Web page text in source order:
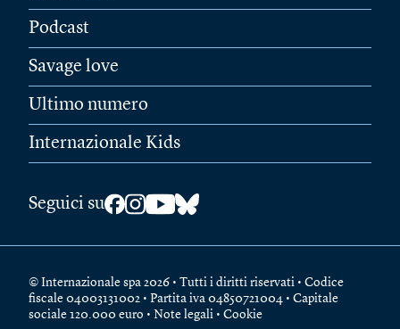
Podcast
Savage love
Ultimo numero
Internazionale Kids
Seguici su
© Internazionale spa 2026 • Tutti i diritti riservati • Codice
fiscale 04003131002 • Partita iva 04850721004 • Capitale
sociale 120.000 euro • Note legali • Cookie